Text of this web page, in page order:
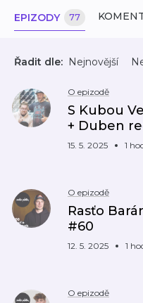
EPIZODY 77
Řadit dle: Nejnovější
O epizodě
S Kubou
+ Duben
15. 5. 2025 1
O epizodě
Rasťo
#60
12. 5. 2025 1
O epizodě